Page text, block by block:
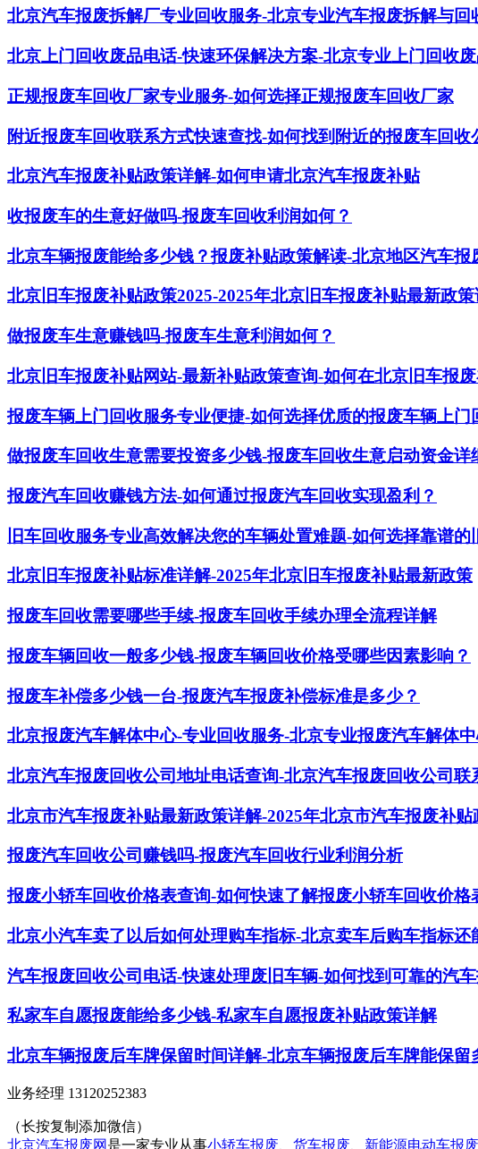
北京汽车报废拆解厂专业回收服务-北京专业汽车报废拆解与回
北京上门回收废品电话-快速环保解决方案-北京专业上门回收
正规报废车回收厂家专业服务-如何选择正规报废车回收厂家
附近报废车回收联系方式快速查找-如何找到附近的报废车回收
北京汽车报废补贴政策详解-如何申请北京汽车报废补贴
收报废车的生意好做吗-报废车回收利润如何？
北京车辆报废能给多少钱？报废补贴政策解读-北京地区汽车报
北京旧车报废补贴政策2025-2025年北京旧车报废补贴最新政
做报废车生意赚钱吗-报废车生意利润如何？
北京旧车报废补贴网站-最新补贴政策查询-如何在北京旧车报
报废车辆上门回收服务专业便捷-如何选择优质的报废车辆上门
做报废车回收生意需要投资多少钱-报废车回收生意启动资金详
报废汽车回收赚钱方法-如何通过报废汽车回收实现盈利？
旧车回收服务专业高效解决您的车辆处置难题-如何选择靠谱的
北京旧车报废补贴标准详解-2025年北京旧车报废补贴最新政策
报废车回收需要哪些手续-报废车回收手续办理全流程详解
报废车辆回收一般多少钱-报废车辆回收价格受哪些因素影响？
报废车补偿多少钱一台-报废汽车报废补偿标准是多少？
北京报废汽车解体中心-专业回收服务-北京专业报废汽车解体
北京汽车报废回收公司地址电话查询-北京汽车报废回收公司联
北京市汽车报废补贴最新政策详解-2025年北京市汽车报废补贴
报废汽车回收公司赚钱吗-报废汽车回收行业利润分析
报废小轿车回收价格表查询-如何快速了解报废小轿车回收价格
北京小汽车卖了以后如何处理购车指标-北京卖车后购车指标还
汽车报废回收公司电话-快速处理废旧车辆-如何找到可靠的汽
私家车自愿报废能给多少钱-私家车自愿报废补贴政策详解
北京车辆报废后车牌保留时间详解-北京车辆报废后车牌能保留
业务经理 13120252383
（长按复制添加微信）
北京汽车报废网 是一家专业从事小轿车报废 货车报废 新能源电动车报废